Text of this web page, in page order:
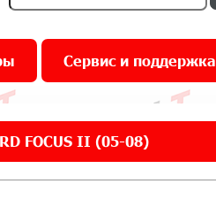
Сервис и поддержка
FOCUS II (05-08)